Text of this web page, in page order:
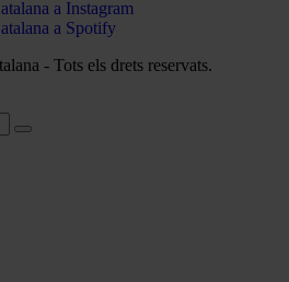
a Instagram
a Spotify
- Tots els drets reservats.
Cerca